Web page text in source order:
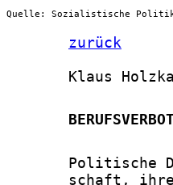
Quelle: Sozialistische Politik
zurück
Klaus